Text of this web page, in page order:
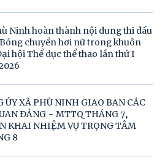
Ninh hoàn thành nội dung thi đấu
chuyền hơi nữ trong khuôn
hội Thể dục thể thao lần thứ I
ỦY XÃ PHÙ NINH GIAO BAN CÁC
ĐẢNG - MTTQ THÁNG 7,
KHAI NHIỆM VỤ TRỌNG TÂM
8